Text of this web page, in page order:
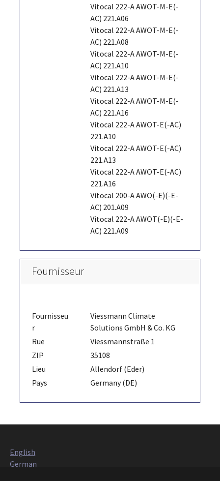
Vitocal 222-A AWOT-M-E(-
AC) 221.A06
Vitocal 222-A AWOT-M-E(-
AC) 221.A08
Vitocal 222-A AWOT-M-E(-
AC) 221.A10
Vitocal 222-A AWOT-M-E(-
AC) 221.A13
Vitocal 222-A AWOT-M-E(-
AC) 221.A16
Vitocal 222-A AWOT-E(-AC)
221.A10
Vitocal 222-A AWOT-E(-AC)
221.A13
Vitocal 222-A AWOT-E(-AC)
221.A16
Vitocal 200-A AWO(-E)(-E-
AC) 201.A09
Vitocal 222-A AWOT(-E)(-E-
AC) 221.A09
Fournisseur
Fournisseu
r
Viessmann Climate
Solutions GmbH & Co. KG
Rue
Viessmannstraße 1
ZIP
35108
Lieu
Allendorf (Eder)
Pays
Germany (DE)
English
German